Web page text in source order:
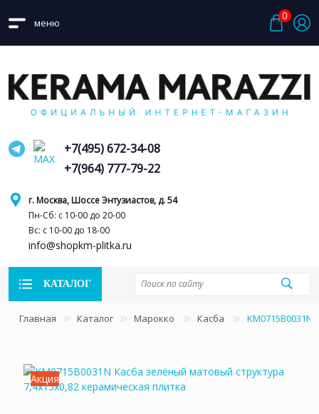
меню
0
г. Москва, Шоссе Энтузиастов, д. 54
Пн-Сб: с 10-00 до 20-00
Вс: с 10-00 до 18-00
info@shopkm-plitka.ru
+7(495) 672-34-08
+7(964) 777-79-22
КАТАЛОГ
Главная Каталог Марокко Касба
Акция